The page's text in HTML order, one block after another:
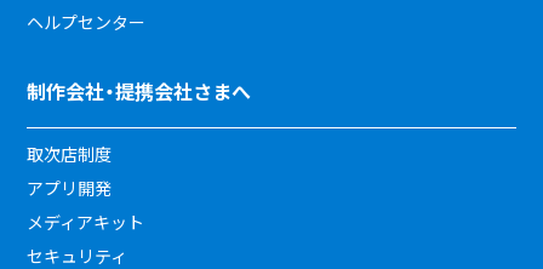
ヘルプセンター
制作会社・提携会社さまへ
取次店制度
アプリ開発
メディアキット
セキュリティ